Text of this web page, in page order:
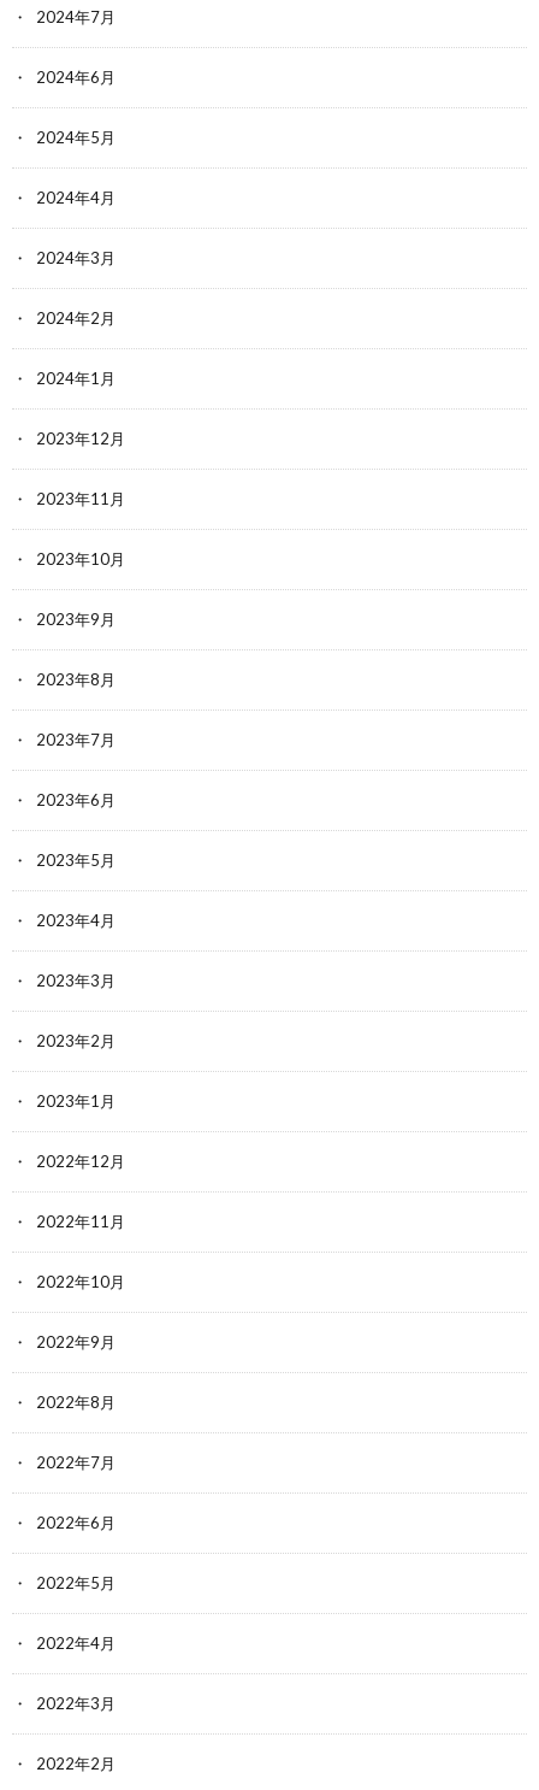
2024年7月
2024年6月
2024年5月
2024年4月
2024年3月
2024年2月
2024年1月
2023年12月
2023年11月
2023年10月
2023年9月
2023年8月
2023年7月
2023年6月
2023年5月
2023年4月
2023年3月
2023年2月
2023年1月
2022年12月
2022年11月
2022年10月
2022年9月
2022年8月
2022年7月
2022年6月
2022年5月
2022年4月
2022年3月
2022年2月